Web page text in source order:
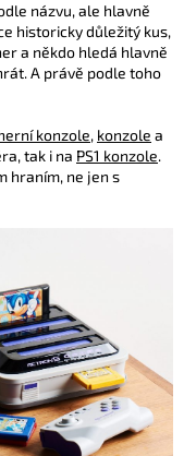
názvu, ale hlavně
historicky důležitý kus,
a někdo hledá hlavně
A právě podle toho
konzole, konzole a
tak i na PS1 konzole.
hraním, ne jen s